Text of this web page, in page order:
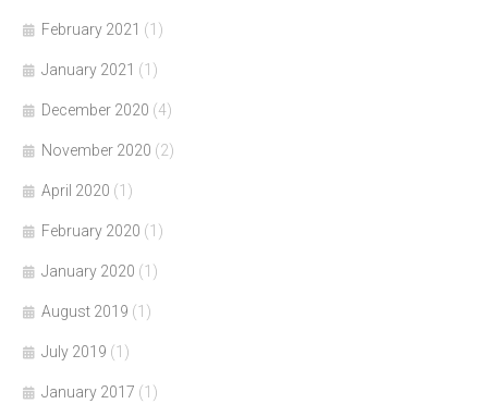
February 2021 (1)
January 2021 (1)
December 2020 (4)
November 2020 (2)
April 2020 (1)
February 2020 (1)
January 2020 (1)
August 2019 (1)
July 2019 (1)
January 2017 (1)